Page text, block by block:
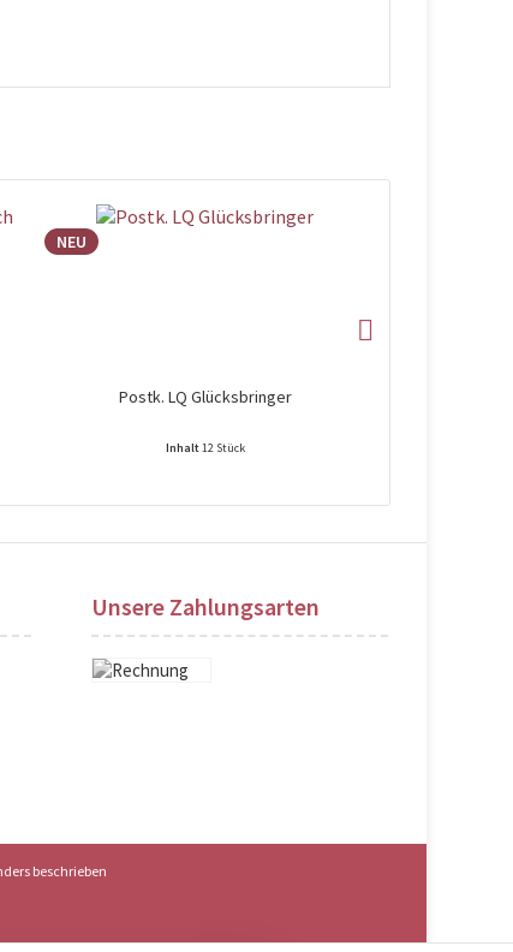
NEU
Postk. LQ Glücksbringer
Inhalt12 Stück
Preise nach Login sichtbar!
Unsere Zahlungsarten
beschrieben